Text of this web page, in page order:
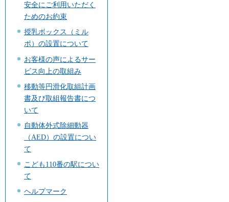
安全にご利用いただく
ためのお約束
授乳ボックス（ミル
ポ）の設置について
お客様の声によるサー
ビス向上の取組み
移動等円滑化取組計画
書及び取組報告書につ
いて
自動体外式除細動器
（AED）の設置につい
て
こども110番の駅につい
て
ヘルプマーク